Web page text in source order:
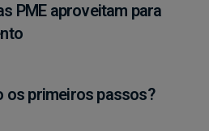
PME aproveitam para
os primeiros passos?